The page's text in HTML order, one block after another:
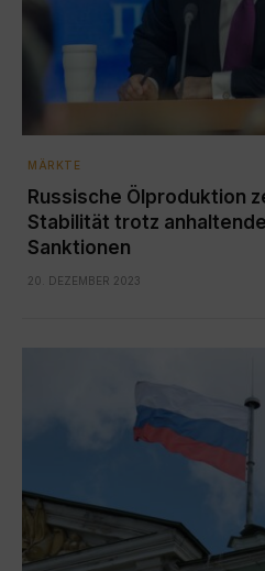
MÄRKTE
Russische Ölproduktion
Stabilität trotz
Sanktionen
20. DEZEMBER 2023